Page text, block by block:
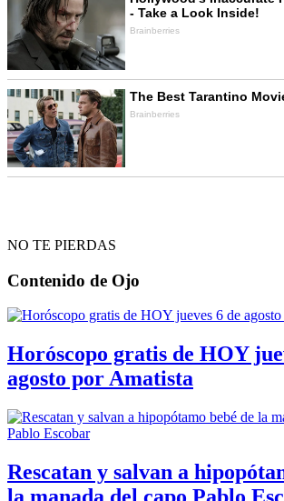
NO TE PIERDAS
Contenido de Ojo
Horóscopo gratis de HOY
agosto por Amatista
Rescatan y salvan a